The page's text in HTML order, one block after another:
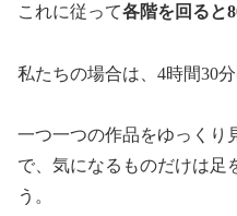
これに従って各階を回ると
私たちの場合は、4時間30
一つ一つの作品をゆっくり
で、気になるものだけは足
う。